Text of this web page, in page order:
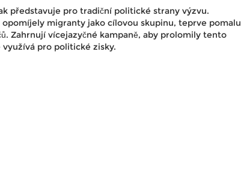
představuje pro tradiční politické strany výzvu.
migranty jako cílovou skupinu, teprve pomalu
Zahrnují vícejazyčné kampaně, aby prolomily tento
pro politické zisky.